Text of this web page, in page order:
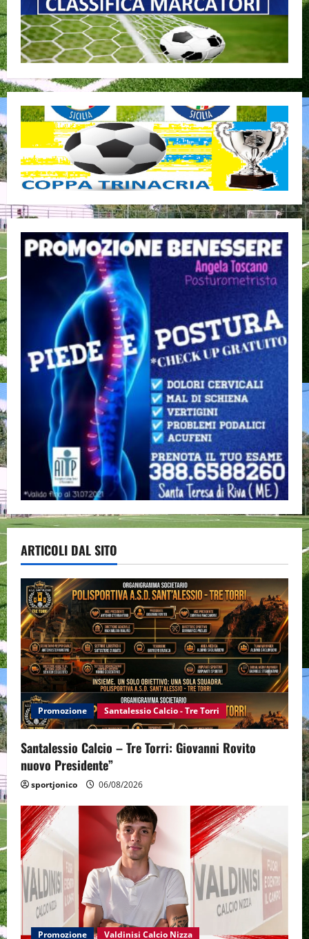
ARTICOLI DAL SITO
Promozione Santalessio Calcio - Tre Torri
Santalessio Calcio – Tre Torri: Giovanni Rovito
nuovo Presidente”
sportjonico 06/08/2026
Promozione Valdinisi Calcio Nizza